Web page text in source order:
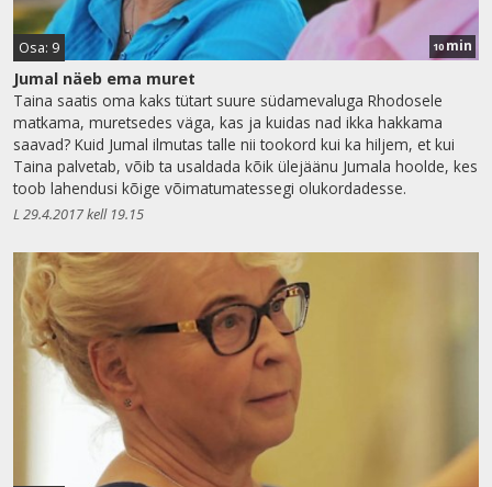
Osa: 9 10 min
Jumal näeb ema muret
Taina saatis oma kaks tütart suure südamevaluga Rhodosele
matkama, muretsedes väga, kas ja kuidas nad ikka hakkama
saavad? Kuid Jumal ilmutas talle nii tookord kui ka hiljem, et kui
Taina palvetab, võib ta usaldada kõik ülejäänu Jumala hoolde, kes
toob lahendusi kõige võimatumatessegi olukordadesse.
L 29.4.2017 kell 19.15